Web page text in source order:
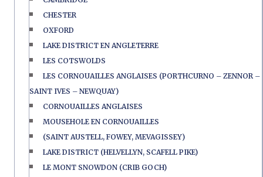
CHESTER
OXFORD
LAKE DISTRICT EN ANGLETERRE
LES COTSWOLDS
LES CORNOUAILLES ANGLAISES (PORTHCURNO – ZENNOR –
SAINT IVES – NEWQUAY)
CORNOUAILLES ANGLAISES
MOUSEHOLE EN CORNOUAILLES
(SAINT AUSTELL, FOWEY, MEVAGISSEY)
LAKE DISTRICT (HELVELLYN, SCAFELL PIKE)
LE MONT SNOWDON (CRIB GOCH)